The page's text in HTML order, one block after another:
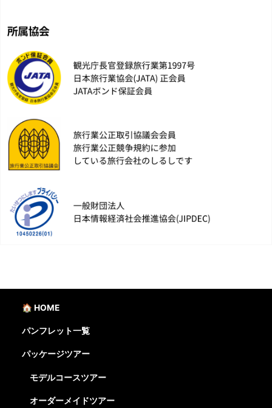
🏠 HOME
パンフレット一覧
パッケージツアー
モデルコースツアー
オーダーメイドツアー